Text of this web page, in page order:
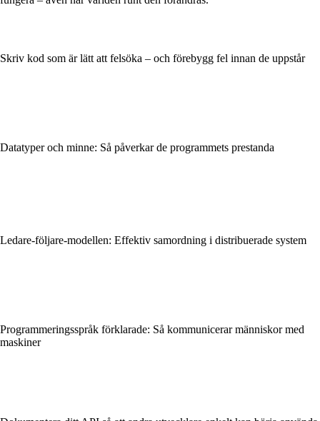
Skriv kod som är lätt att felsöka – och förebygg fel innan de uppstår
Datatyper och minne: Så påverkar de programmets prestanda
Ledare-följare-modellen: Effektiv samordning i distribuerade system
Programmeringsspråk förklarade: Så kommunicerar människor med
maskiner